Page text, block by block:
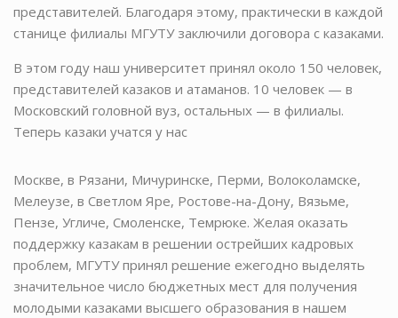
представителей. Благодаря этому, практически в каждой
станице филиалы МГУТУ заключили договора с казаками.
В этом году наш университет принял около 150 человек,
представителей казаков и атаманов. 10 человек — в
Московский головной вуз, остальных — в филиалы.
Теперь казаки учатся у нас
Москве, в Рязани, Мичуринске, Перми, Волоколамске,
Мелеузе, в Светлом Яре, Ростове-на-Дону, Вязьме,
Пензе, Угличе, Смоленске, Темрюке. Желая оказать
поддержку казакам в решении острейших кадровых
проблем, МГУТУ принял решение ежегодно выделять
значительное число бюджетных мест для получения
молодыми казаками высшего образования в нашем